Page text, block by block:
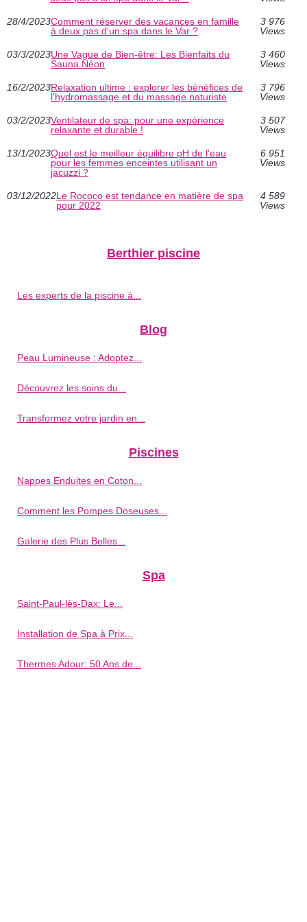
28/4/2023Comment réserver des vacances en famille
à deux pas d'un spa dans le Var ?
3 976
Views
03/3/2023Une Vague de Bien-être: Les Bienfaits du
Sauna Néon
3 460
Views
16/2/2023Relaxation ultime : explorer les bénéfices de
l'hydromassage et du massage naturiste
3 796
Views
03/2/2023Ventilateur de spa: pour une expérience
relaxante et durable !
3 507
Views
13/1/2023Quel est le meilleur équilibre pH de l'eau
pour les femmes enceintes utilisant un
jacuzzi ?
6 951
Views
03/12/2022Le Rococo est tendance en matière de spa
pour 2022
4 589
Views
Berthier piscine
Les experts de la piscine à...
Blog
Peau Lumineuse : Adoptez...
Découvrez les soins du...
Transformez votre jardin en...
Piscines
Nappes Enduites en Coton...
Comment les Pompes Doseuses...
Galerie des Plus Belles...
Spa
Saint-Paul-lès-Dax: Le...
Installation de Spa à Prix...
Thermes Adour: 50 Ans de...